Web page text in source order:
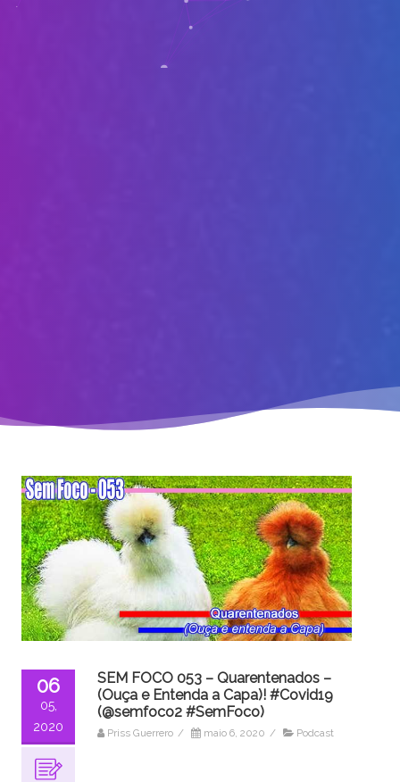
06
05,
2020
SEM FOCO 053 – Quarentenados –
(Ouça e Entenda a Capa)! #Covid19
(@semfoco2 #SemFoco)
Priss Guerrero / maio 6, 2020 / Podcast